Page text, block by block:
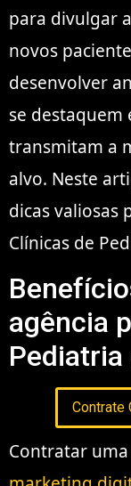
para divulgar
novos
desenvolver
se destaquem
transmitam a
alvo. Neste
dicas valiosas
Clínicas de
agência
Contrate
Contratar